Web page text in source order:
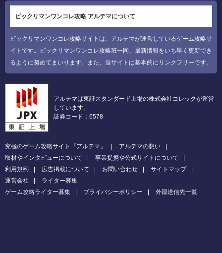
ビックリマンワンコレ攻略 アルテマについて
ビックリマンワンコレ攻略サイトは、アルテマが運営しているゲーム攻略サ
イトです。ビックリマンワンコレ攻略班一同、最新情報をいち早く更新でき
るように努めてまいります。また、当サイトは基本的にリンクフリーです。
アルテマは東証スタンダード上場の株式会社コレックが運営
しています。
証券コード：6578
究極のゲーム攻略サイト『アルテマ』
アルテマの想い
取材やインタビューについて
事業提携や公式サイトについて
利用規約
広告掲載について お問い合わせ
サイトマップ
運営会社
ライター募集
ゲーム攻略ライター募集
プライバシーポリシー 外部送信先一覧